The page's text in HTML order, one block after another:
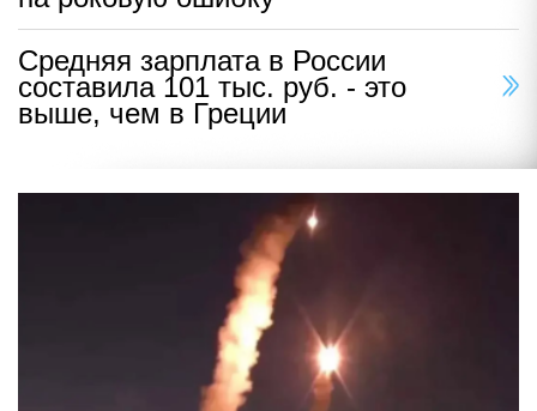
Средняя зарплата в России
составила 101 тыс. руб. - это
выше, чем в Греции